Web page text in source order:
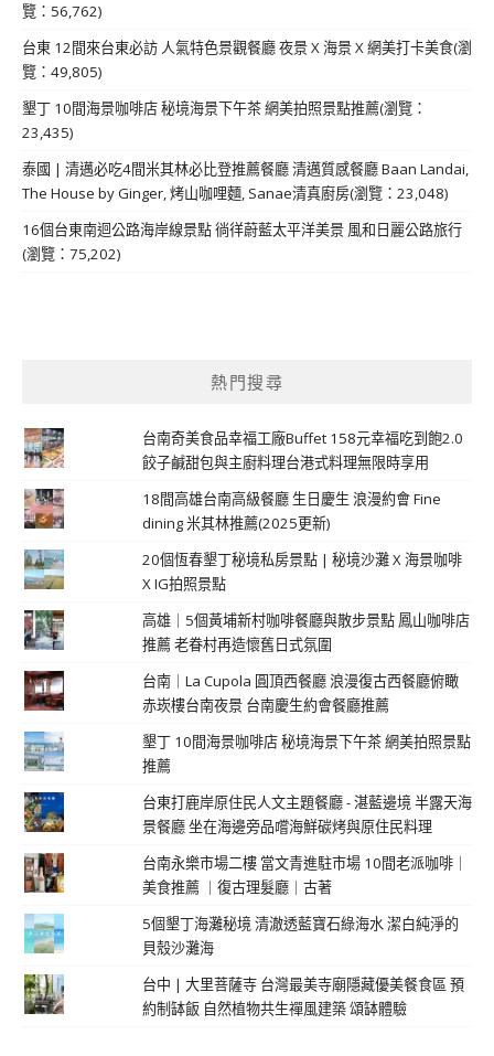
覽：56,762)
台東 12間來台東必訪 人氣特色景觀餐廳 夜景 X 海景 X 網美打卡美食(瀏
覽：49,805)
墾丁 10間海景咖啡店 秘境海景下午茶 網美拍照景點推薦(瀏覽：
23,435)
泰國 | 清邁必吃4間米其林必比登推薦餐廳 清邁質感餐廳 Baan Landai,
The House by Ginger, 烤山咖哩麵, Sanae清真廚房(瀏覽：23,048)
16個台東南迴公路海岸線景點 徜徉蔚藍太平洋美景 風和日麗公路旅行
(瀏覽：75,202)
熱門搜尋
台南奇美食品幸福工廠Buffet 158元幸福吃到飽2.0
餃子鹹甜包與主廚料理台港式料理無限時享用
18間高雄台南高級餐廳 生日慶生 浪漫約會 Fine
dining 米其林推薦(2025更新)
20個恆春墾丁秘境私房景點 | 秘境沙灘 X 海景咖啡
X IG拍照景點
高雄｜5個黃埔新村咖啡餐廳與散步景點 鳳山咖啡店
推薦 老眷村再造懷舊日式氛圍
台南｜La Cupola 圓頂西餐廳 浪漫復古西餐廳俯瞰
赤崁樓台南夜景 台南慶生約會餐廳推薦
墾丁 10間海景咖啡店 秘境海景下午茶 網美拍照景點
推薦
台東打鹿岸原住民人文主題餐廳 - 湛藍邊境 半露天海
景餐廳 坐在海邊旁品嚐海鮮碳烤與原住民料理
台南永樂市場二樓 當文青進駐市場 10間老派咖啡｜
美食推薦 ｜復古理髮廳｜古著
5個墾丁海灘秘境 清澈透藍寶石綠海水 潔白純淨的
貝殼沙灘海
台中 | 大里菩薩寺 台灣最美寺廟隱藏優美餐食區 預
約制缽飯 自然植物共生禪風建築 頌缽體驗